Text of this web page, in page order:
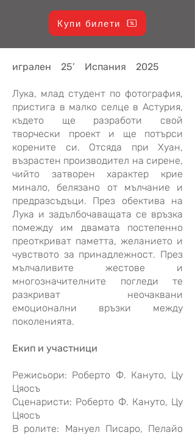
Купи билети
игрален 25’ Испания 2025
Лука, млад студент по фотография,
пристига в малко селце в Астурия,
където ще разработи свой
творчески проект и ще потърси
корените си. Отсяда при Хуан,
възрастен производител на сирене,
чийто затворен характер крие
минало, белязано от мълчание и
предразсъдъци. През обектива на
Лука и задълбочаващата се връзка
помежду им двамата постепенно
преоткриват паметта, желанието и
чувството за принадлежност. През
мълчаливите жестове и
многозначителните погледи те
разкриват неочаквани
емоционални връзки между
поколенията.
Екип и участници
Режисьори: Роберто Ф. Кануто, Цу
Цяосъ
Сценаристи: Роберто Ф. Кануто, Цу
Цяосъ
В ролите: Мануел Писаро, Пелайо